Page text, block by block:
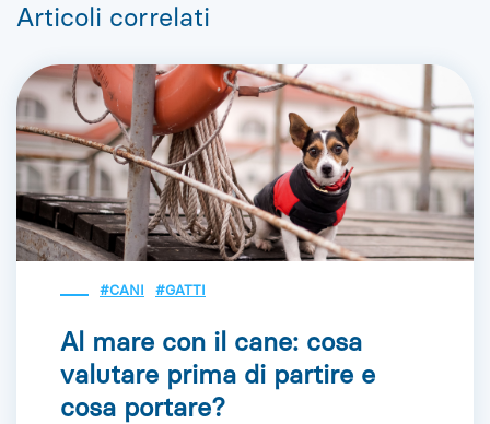
Articoli correlati
#CANI #GATTI
Al mare con il cane: cosa
valutare prima di partire e
cosa portare?